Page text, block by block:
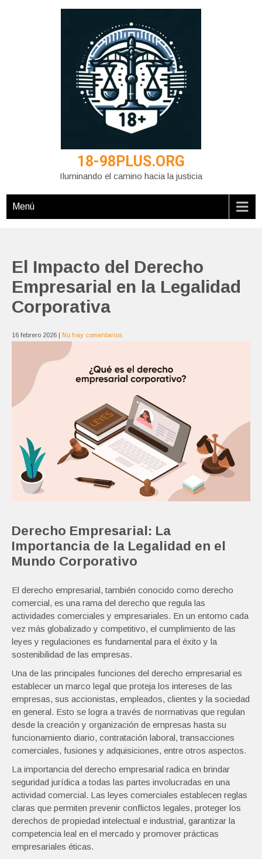
18-98PLUS.ORG
Iluminando el camino hacia la justicia
Menú
El Impacto del Derecho
Empresarial en la Legalidad
Corporativa
16 febrero 2026 | No hay comentarios
Derecho Empresarial: La
Importancia de la Legalidad en el
Mundo Corporativo
El derecho empresarial, también conocido como derecho
comercial, es una rama del derecho que regula las
actividades comerciales y empresariales. En un entorno cada
vez más globalizado y competitivo, el cumplimiento de las
leyes y regulaciones es fundamental para el éxito y la
sostenibilidad de las empresas.
Una de las principales funciones del derecho empresarial es
establecer un marco legal que proteja los intereses de las
empresas, sus accionistas, empleados, clientes y la sociedad
en general. Esto se logra a través de normativas que regulan
desde la creación y organización de empresas hasta su
funcionamiento diario, contratación laboral, transacciones
comerciales, fusiones y adquisiciones, entre otros aspectos.
La importancia del derecho empresarial radica en brindar
seguridad jurídica a todas las partes involucradas en una
actividad comercial. Las leyes comerciales establecen reglas
claras que permiten prevenir conflictos legales, proteger los
derechos de propiedad intelectual e industrial, garantizar la
competencia leal en el mercado y promover prácticas
empresariales éticas.